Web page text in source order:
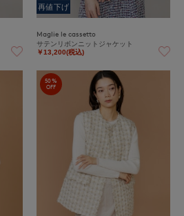
再値下げ
Maglie le cassetto
サテンリボンニットジャケット
￥13,200(税込)
50%
OFF